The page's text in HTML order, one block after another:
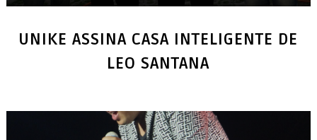
UNIKE ASSINA CASA INTELIGENTE DE
LEO SANTANA